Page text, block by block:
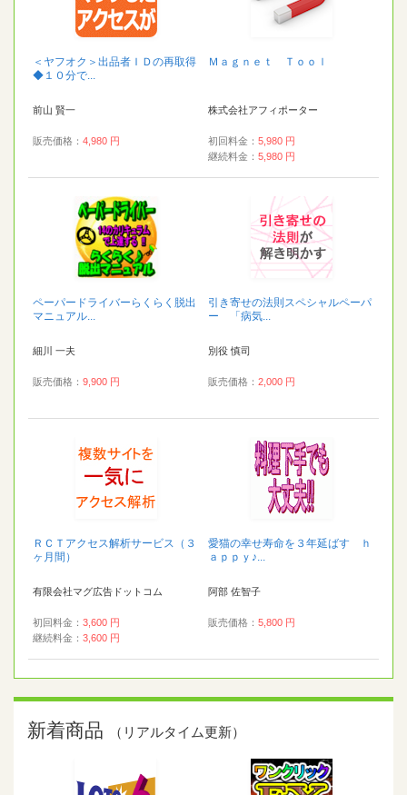
＜ヤフオク＞出品者ＩＤの再取得
◆１０分で...
前山 賢一
販売価格： 4,980 円
Ｍａｇｎｅｔ Ｔｏｏｌ
株式会社アフィポーター
初回料金： 5,980 円
継続料金： 5,980 円
ペーパードライバーらくらく脱出
マニュアル...
細川 一夫
販売価格： 9,900 円
引き寄せの法則スペシャルペーパ
ー 「病気...
別役 慎司
販売価格： 2,000 円
ＲＣＴアクセス解析サービス（３
ヶ月間）
有限会社マグ広告ドットコム
初回料金： 3,600 円
継続料金： 3,600 円
愛猫の幸せ寿命を３年延ばす ｈ
ａｐｐｙ♪...
阿部 佐智子
販売価格： 5,800 円
新着商品 （リアルタイム更新）